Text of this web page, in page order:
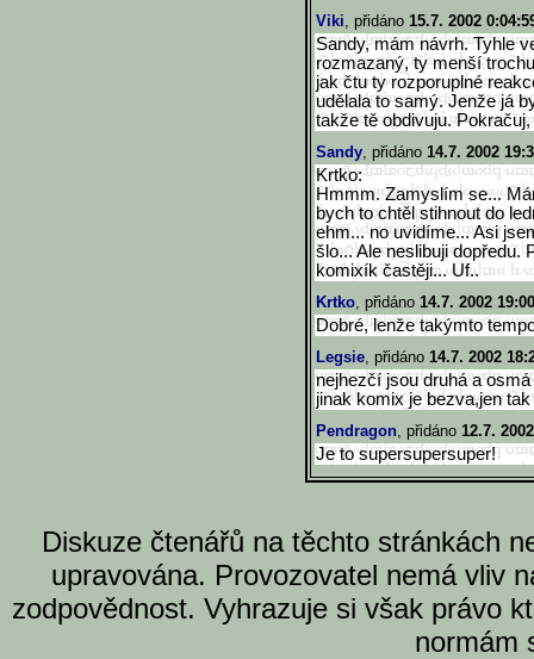
Viki, přidáno 15.7. 2002
Sandy, mám návrh. Tyhle
rozmazaný, ty menší
jak čtu ty rozporuplné
udělala to samý. Jenže já
takže tě obdivuju.
Sandy, přidáno 14.7. 2002
Krtko:
Hmmm. Zamyslím se...
bych to chtěl stihnout do
ehm... no uvidíme... Asi
šlo... Ale neslibuji dopředu.
komixík častěji... Uf..
Krtko, přidáno 14.7. 2002
Dobré, lenže takýmto
Legsie, přidáno 14.7. 2002
nejhezčí jsou druhá a osmá
jinak komix je bezva,jen tak
Pendragon, přidáno 12.7.
Je to supersupersuper!
Diskuze čtenářů na těchto stránkách
upravována. Provozovatel nemá vliv
zodpovědnost. Vyhrazuje si však právo
normám